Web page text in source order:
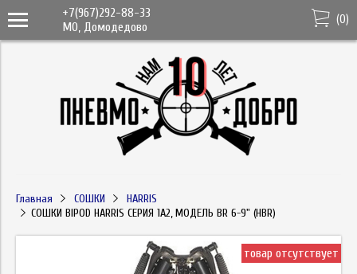
+7(967)292-88-33
МО, Домодедово
(0)
Главная СОШКИ
HARRIS
СОШКИ BIPOD HARRIS СЕРИЯ 1А2, МОДЕЛЬ BR 6-9" (HBR)
товар отсутствует